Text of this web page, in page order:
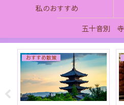
私のおすすめ
五十音別
おすすめ散策